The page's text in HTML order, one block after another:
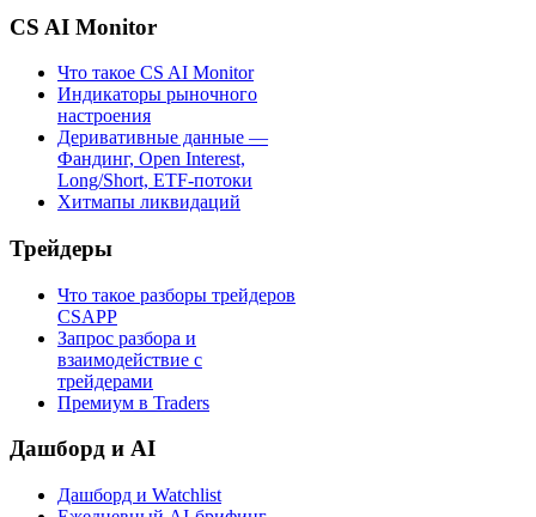
CS AI Monitor
Что такое CS AI Monitor
Индикаторы рыночного
настроения
Деривативные данные —
Фандинг, Open Interest,
Long/Short, ETF-потоки
Хитмапы ликвидаций
Трейдеры
Что такое разборы трейдеров
CSAPP
Запрос разбора и
взаимодействие с
трейдерами
Премиум в Traders
Дашборд и AI
Дашборд и Watchlist